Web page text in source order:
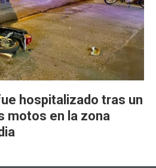
hospitalizado tras un
motos en la zona